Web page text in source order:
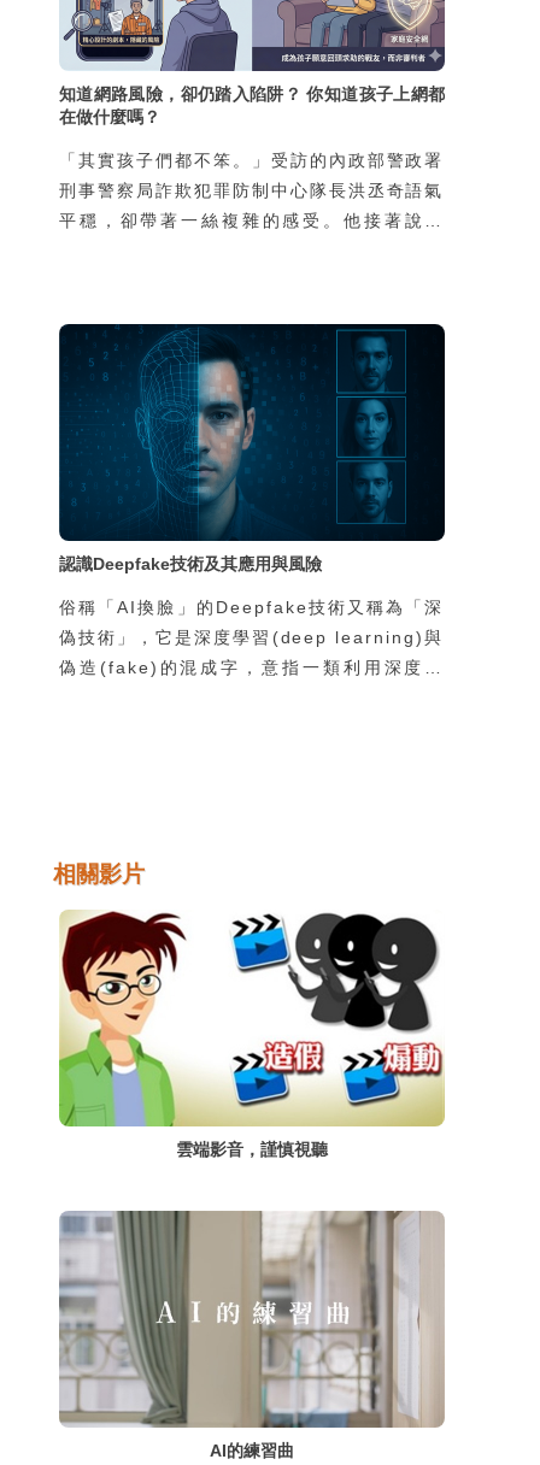
知道網路風險，卻仍踏入陷阱？ 你知道孩子上網都
在做什麼嗎？
「其實孩子們都不笨。」受訪的內政部警政署
刑事警察局詐欺犯罪防制中心隊長洪丞奇語氣
平穩，卻帶著一絲複雜的感受。他接著說：
到兩成，其餘八成都是再普通不過的家庭，家
裡沒有特別辛苦，也不是因為缺錢。」那為什
麼這些學生還要冒險去從事這樣的違法行為
呢？
認識Deepfake技術及其應用與風險
俗稱「AI換臉」的Deepfake技術又稱為「深
偽技術」，它是深度學習(deep learning)與
偽造(fake)的混成字，意指一類利用深度學
Deepfake技術帶來的巨大衝擊。
相關影片
雲端影音，謹慎視聽
AI的練習曲